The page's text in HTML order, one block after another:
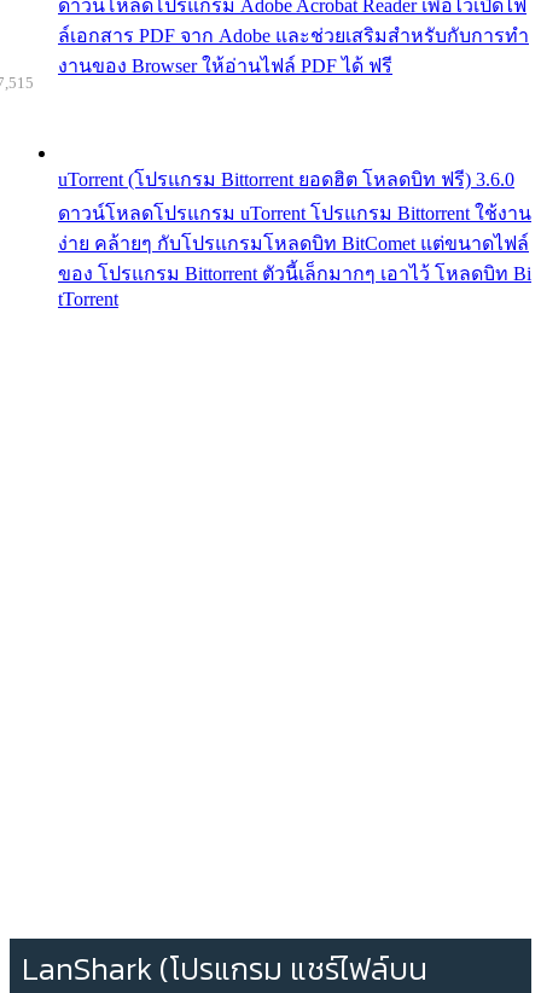
ดาวน์โหลดโปรแกรม Adobe Acrobat Reader เพื่อไว้เปิดไฟ
ล์เอกสาร PDF จาก Adobe และช่วยเสริมสำหรับกับการทำ
งานของ Browser ให้อ่านไฟล์ PDF ได้ ฟรี
uTorrent (โปรแกรม Bittorrent ยอดฮิต โหลดบิท ฟรี) 3.6.0
ดาวน์โหลดโปรแกรม uTorrent โปรแกรม Bittorrent ใช้งาน
ง่าย คล้ายๆ กับโปรแกรมโหลดบิท BitComet แต่ขนาดไฟล์
ของ โปรแกรม Bittorrent ตัวนี้เล็กมากๆ เอาไว้ โหลดบิท Bi
tTorrent
LanShark (โปรแกรม แชร์ไฟล์บน